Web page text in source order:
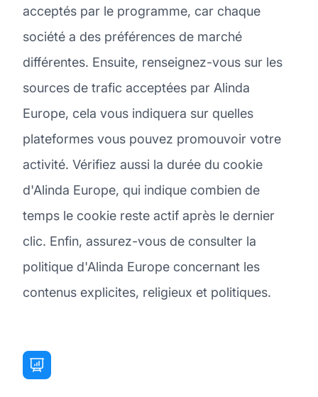
acceptés par le programme, car chaque
société a des préférences de marché
différentes. Ensuite, renseignez-vous sur les
sources de trafic acceptées par Alinda
Europe, cela vous indiquera sur quelles
plateformes vous pouvez promouvoir votre
activité. Vérifiez aussi la durée du cookie
d'Alinda Europe, qui indique combien de
temps le cookie reste actif après le dernier
clic. Enfin, assurez-vous de consulter la
politique d'Alinda Europe concernant les
contenus explicites, religieux et politiques.